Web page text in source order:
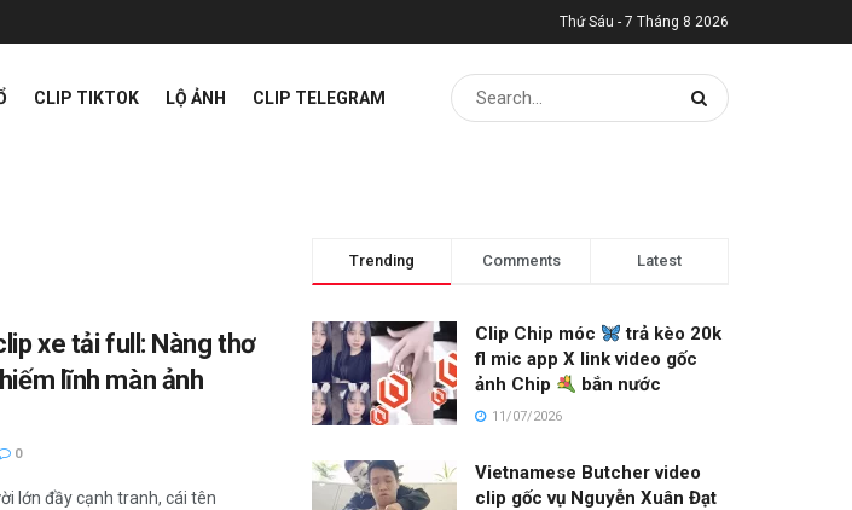
Thứ Sáu - 7 Tháng 8 2026
CLIP TIKTOK LỘ ẢNH CLIP TELEGRAM
xe tải full: Nàng thơ
lĩnh màn ảnh
0
lớn đầy cạnh tranh, cái tên
Trending Comments Latest
Clip Chip móc
trả kèo 20k
fl mic app X link video gốc
ảnh Chip
bắn nước
11/07/2026
Vietnamese Butcher video
clip gốc vụ Nguyễn Xuân Đạt